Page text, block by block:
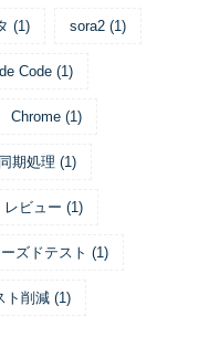
(1) sora2 (1)
Code (1)
Chrome (1)
期処理 (1)
レビュー (1)
ズドテスト (1)
ト削減 (1)